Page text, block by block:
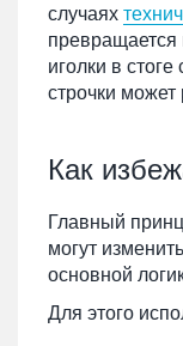
случаях
превращается
иголки в
строчки может
Как
Главный
могут
основной
Для этого